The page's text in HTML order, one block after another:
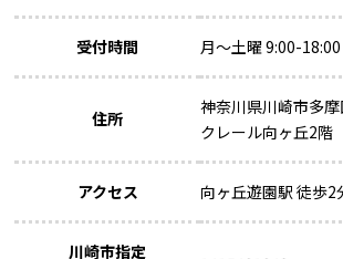
受付時間 月～土曜 9:00-18:00
住所
神奈川県川崎市多
クレール向ヶ丘2階
アクセス 向ヶ丘遊園駅 徒歩
川崎市指定